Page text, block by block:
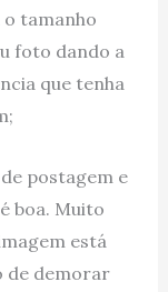
tamanho
foto dando a
que tenha
de postagem e
boa. Muito
está
de demorar